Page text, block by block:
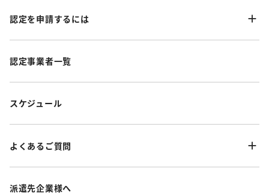
認定を申請するには
認定事業者一覧
スケジュール
よくあるご質問
派遣先企業様へ